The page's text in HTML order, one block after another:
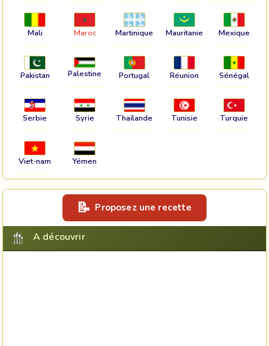
Mali Maroc Martinique Mauritanie Mexique
Pakistan Palestine Portugal Réunion Sénégal
Serbie Syrie Thaïlande Tunisie Turquie
Viet-nam Yémen
Proposez une recette
A découvrir